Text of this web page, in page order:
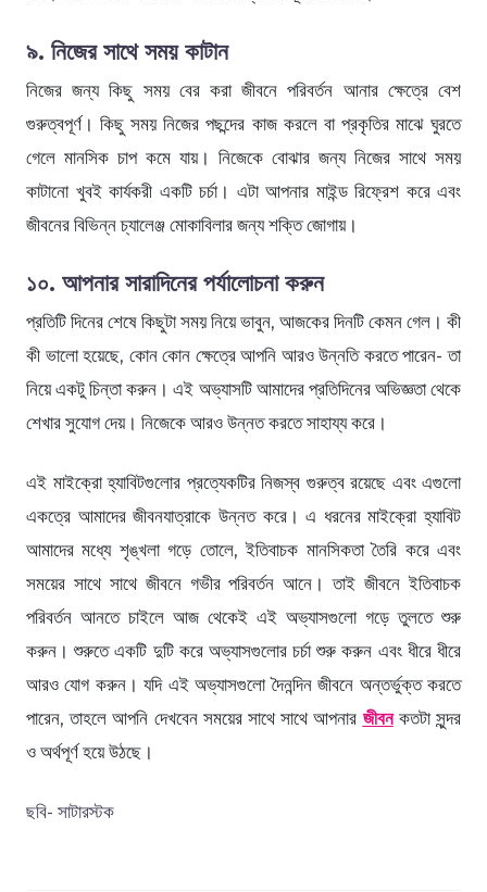
৯. নিজের সাথে সময় কাটান
নিজের জন্য কিছু সময় বের করা জীবনে পরিবর্তন আনার ক্ষেত্রে বেশ
গুরুত্বপূর্ণ। কিছু সময় নিজের পছন্দের কাজ করলে বা প্রকৃতির মাঝে ঘুরতে
গেলে মানসিক চাপ কমে যায়। নিজেকে বোঝার জন্য নিজের সাথে সময়
কাটানো খুবই কার্যকরী একটি চর্চা। এটা আপনার মাইন্ড রিফ্রেশ করে এবং
জীবনের বিভিন্ন চ্যালেঞ্জ মোকাবিলার জন্য শক্তি জোগায়।
১০. আপনার সারাদিনের পর্যালোচনা করুন
প্রতিটি দিনের শেষে কিছুটা সময় নিয়ে ভাবুন, আজকের দিনটি কেমন গেল। কী
কী ভালো হয়েছে, কোন কোন ক্ষেত্রে আপনি আরও উন্নতি করতে পারেন- তা
নিয়ে একটু চিন্তা করুন। এই অভ্যাসটি আমাদের প্রতিদিনের অভিজ্ঞতা থেকে
শেখার সুযোগ দেয়। নিজেকে আরও উন্নত করতে সাহায্য করে।
এই মাইক্রো হ্যাবিটগুলোর প্রত্যেকটির নিজস্ব গুরুত্ব রয়েছে এবং এগুলো
একত্রে আমাদের জীবনযাত্রাকে উন্নত করে। এ ধরনের মাইক্রো হ্যাবিট
আমাদের মধ্যে শৃঙ্খলা গড়ে তোলে, ইতিবাচক মানসিকতা তৈরি করে এবং
সময়ের সাথে সাথে জীবনে গভীর পরিবর্তন আনে। তাই জীবনে ইতিবাচক
পরিবর্তন আনতে চাইলে আজ থেকেই এই অভ্যাসগুলো গড়ে তুলতে শুরু
করুন। শুরুতে একটি দুটি করে অভ্যাসগুলোর চর্চা শুরু করুন এবং ধীরে ধীরে
আরও যোগ করুন। যদি এই অভ্যাসগুলো দৈনন্দিন জীবনে অন্তর্ভুক্ত করতে
পারেন, তাহলে আপনি দেখবেন সময়ের সাথে সাথে আপনার জীবনকতটা সুন্দর
ও অর্থপূর্ণ হয়ে উঠছে।
ছবি- সাটারস্টক